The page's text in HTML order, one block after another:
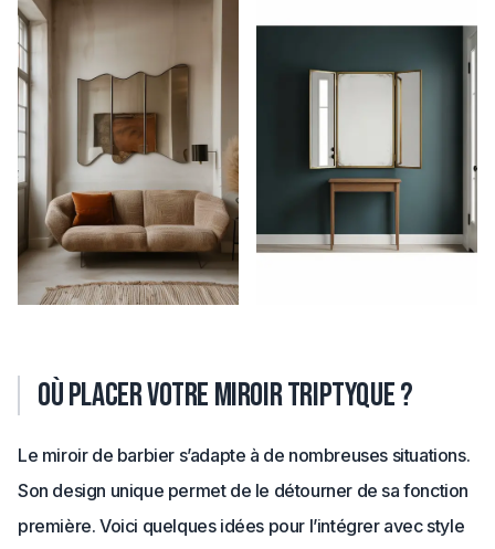
Où placer votre miroir triptyque ?
Le miroir de barbier s’adapte à de nombreuses situations.
Son design unique permet de le détourner de sa fonction
première. Voici quelques idées pour l’intégrer avec style